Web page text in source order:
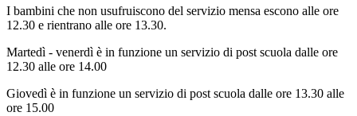
I bambini che non usufruiscono del servizio mensa escono alle ore
12.30 e rientrano alle ore 13.30.
Martedì - venerdì è in funzione un servizio di post scuola dalle ore
12.30 alle ore 14.00
Giovedì è in funzione un servizio di post scuola dalle ore 13.30 alle
ore 15.00